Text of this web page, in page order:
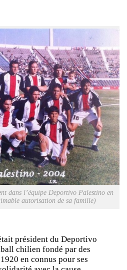
dans l’équipe Deportivo Palestino en
autorisation de sa famille)
président du Deportivo
chilien fondé par des
en connus pour ses